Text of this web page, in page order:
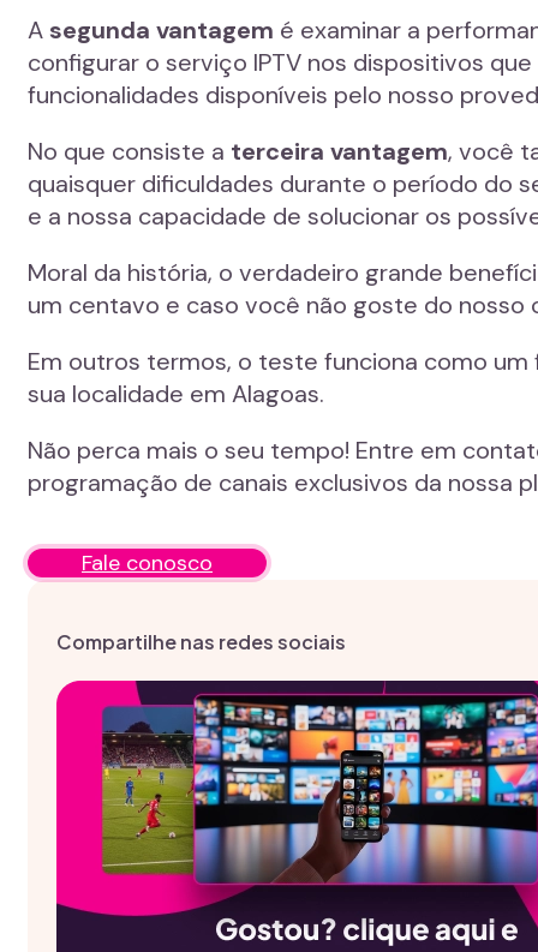
A segunda vantagem é examinar a
configurar o serviço IPTV nos dispositivos
funcionalidades disponíveis pelo nosso
No que consiste a terceira vantagem, você
quaisquer dificuldades durante o período do
e a nossa capacidade de solucionar os
Moral da história, o verdadeiro grande
um centavo e caso você não goste do
Em outros termos, o teste funciona como
sua localidade em Alagoas.
Não perca mais o seu tempo! Entre em
programação de canais exclusivos da nossa
Fale conosco
Compartilhe nas redes sociais